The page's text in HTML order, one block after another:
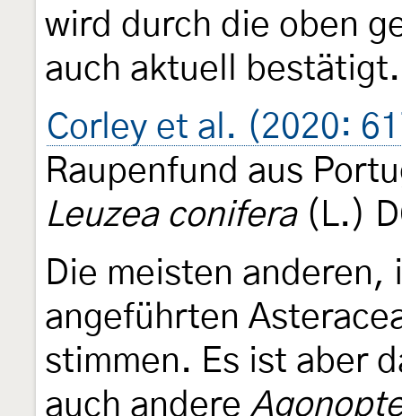
wird durch die oben
auch aktuell bestätigt.
Corley et al. (2020:
Raupenfund aus
Leuzea conifera(L.)
Die meisten
angeführten
stimmen. Es ist aber
auch andere